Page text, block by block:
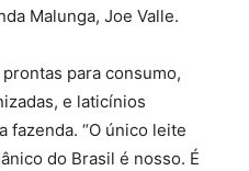
Malunga, Joe Valle.
para consumo,
e laticínios
fazenda. “O único leite
do Brasil é nosso. É